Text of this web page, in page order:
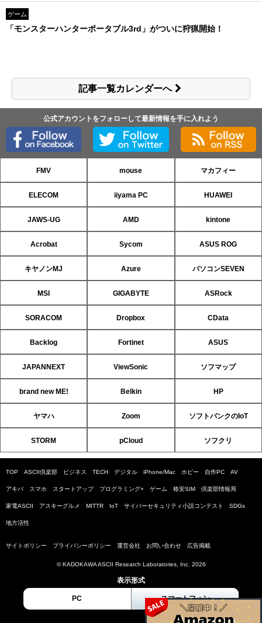
ゲーム
「モンスターハンターポータブル3rd」がついに狩猟開始！
記事一覧カレンダーへ
公式アカウントをフォローして最新情報を手に入れよう
FMV mouse マカフィー
ELECOM iiyama PC HUAWEI
JAWS-UG AMD kintone
Acrobat Sycom ASUS ROG
キヤノンMJ Azure パソコンSEVEN
MSI GIGABYTE ASRock
SORACOM Dropbox CData
Backlog Fortinet ASUS
JAPANNEXT ViewSonic ソフマップ
brand new ME! Belkin HP
ヤマハ Zoom ソフトバンクのIoT
STORM pCloud ソフクリ
TOP ASCII倶楽部 ビジネス TECH デジタル iPhone/Mac ホビー 自作PC AV
アキバ スマホ スタートアップ プログラミング+ ゲーム 格安SIM 倶楽部情報局
家電ASCII アスキーグルメ MITTR IoT サイバーセキュリティ小説コンテスト SDGs
地方活性
サイトポリシー プライバシーポリシー 運営会社 お問い合わせ 広告掲載
© KADOKAWA ASCII Research Laboratories, Inc. 2026
表示形式
PC スマートフォン